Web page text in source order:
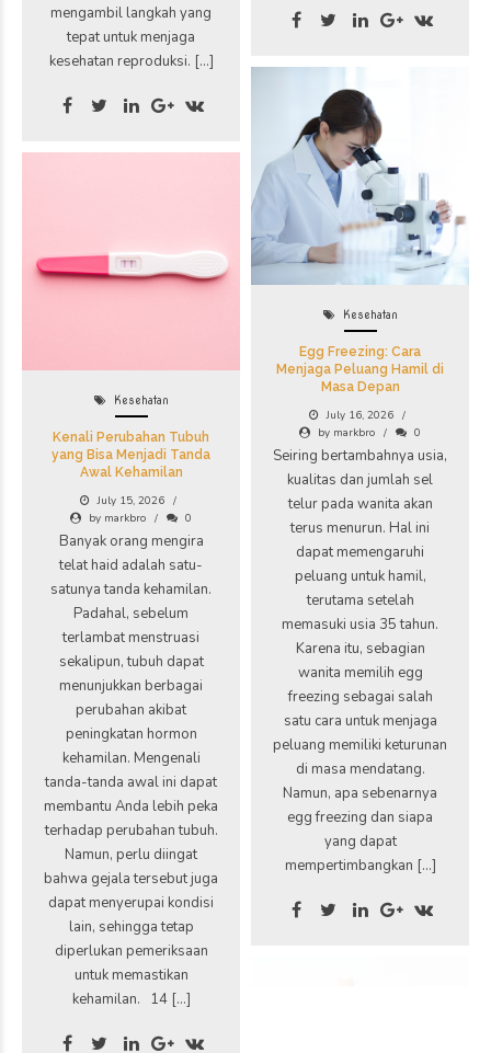
mengambil langkah yang
tepat untuk menjaga
kesehatan reproduksi. […]
Kesehatan
Egg Freezing: Cara
Menjaga Peluang Hamil di
Masa Depan
July 16, 2026
by markbro
0
Seiring bertambahnya usia,
kualitas dan jumlah sel
telur pada wanita akan
terus menurun. Hal ini
dapat memengaruhi
peluang untuk hamil,
terutama setelah
memasuki usia 35 tahun.
Karena itu, sebagian
wanita memilih egg
freezing sebagai salah
satu cara untuk menjaga
peluang memiliki keturunan
di masa mendatang.
Namun, apa sebenarnya
egg freezing dan siapa
yang dapat
mempertimbangkan […]
Kesehatan
Kenali Perubahan Tubuh
yang Bisa Menjadi Tanda
Awal Kehamilan
July 15, 2026
by markbro
0
Banyak orang mengira
telat haid adalah satu-
satunya tanda kehamilan.
Padahal, sebelum
terlambat menstruasi
sekalipun, tubuh dapat
menunjukkan berbagai
perubahan akibat
peningkatan hormon
kehamilan. Mengenali
tanda-tanda awal ini dapat
membantu Anda lebih peka
terhadap perubahan tubuh.
Namun, perlu diingat
bahwa gejala tersebut juga
dapat menyerupai kondisi
lain, sehingga tetap
diperlukan pemeriksaan
untuk memastikan
kehamilan. 14 […]